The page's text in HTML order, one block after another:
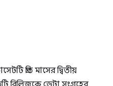
প্রতি মাসের দ্বিতীয়